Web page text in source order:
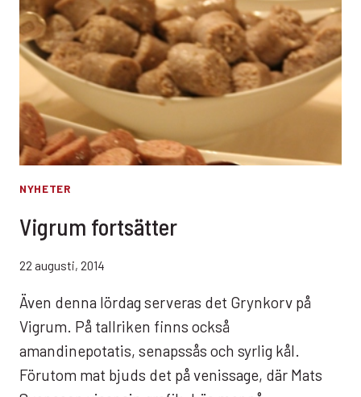
NYHETER
Vigrum fortsätter
22 augusti, 2014
Även denna lördag serveras det Grynkorv på
Vigrum. På tallriken finns också
amandinepotatis, senapssås och syrlig kål.
Förutom mat bjuds det på venissage, där Mats